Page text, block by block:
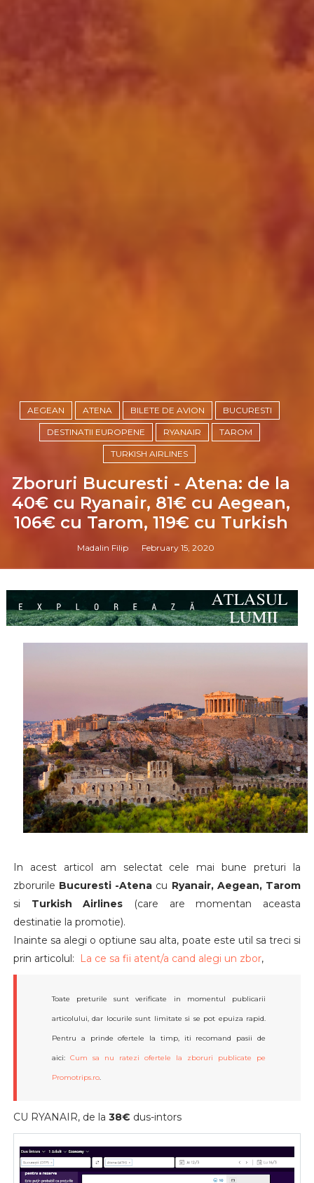
AEGEAN ATENA BILETE DE AVION BUCURESTI
DESTINATII EUROPENE RYANAIR TAROM
TURKISH AIRLINES
Zboruri Bucuresti - Atena: de la
40€ cu Ryanair, 81€ cu Aegean,
106€ cu Tarom, 119€ cu Turkish
Madalin Filip February 15, 2020
In acest articol am selectat cele mai bune preturi la
zborurile Bucuresti -Atena cu Ryanair, Aegean, Tarom
si Turkish Airlines
(care are momentan aceasta
destinatie la promotie).
Inainte sa alegi o optiune sau alta, poate este util sa treci si
prin articolul:
La ce sa fii atent/a cand alegi un zbor,
Toate preturile sunt verificate in momentul publicarii
articolului, dar locurile sunt limitate si se pot epuiza rapid.
Pentru a prinde ofertele la timp, iti recomand pasii de
aici: Cum sa nu ratezi ofertele la zboruri publicate pe
Promotrips.ro.
CU RYANAIR, de la 38€ dus-intors